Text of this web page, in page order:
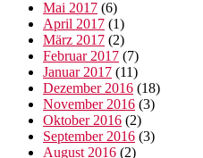
Mai 2017 (6)
April 2017 (1)
März 2017 (2)
Februar 2017 (7)
Januar 2017 (11)
Dezember 2016 (18)
November 2016 (3)
Oktober 2016 (2)
September 2016 (3)
August 2016 (2)